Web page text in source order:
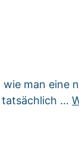
man eine
tatsächlich …